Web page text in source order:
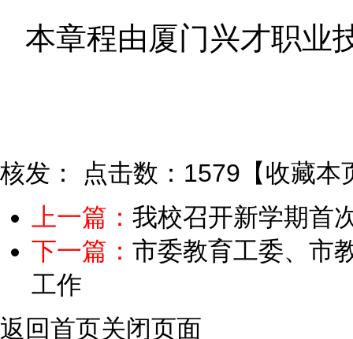
本章程由厦门兴才职业
核发： 点击数：1579 【收藏本
上一篇： 我校召开新学期首
下一篇： 市委教育工委、市
工作
返回首页关闭页面